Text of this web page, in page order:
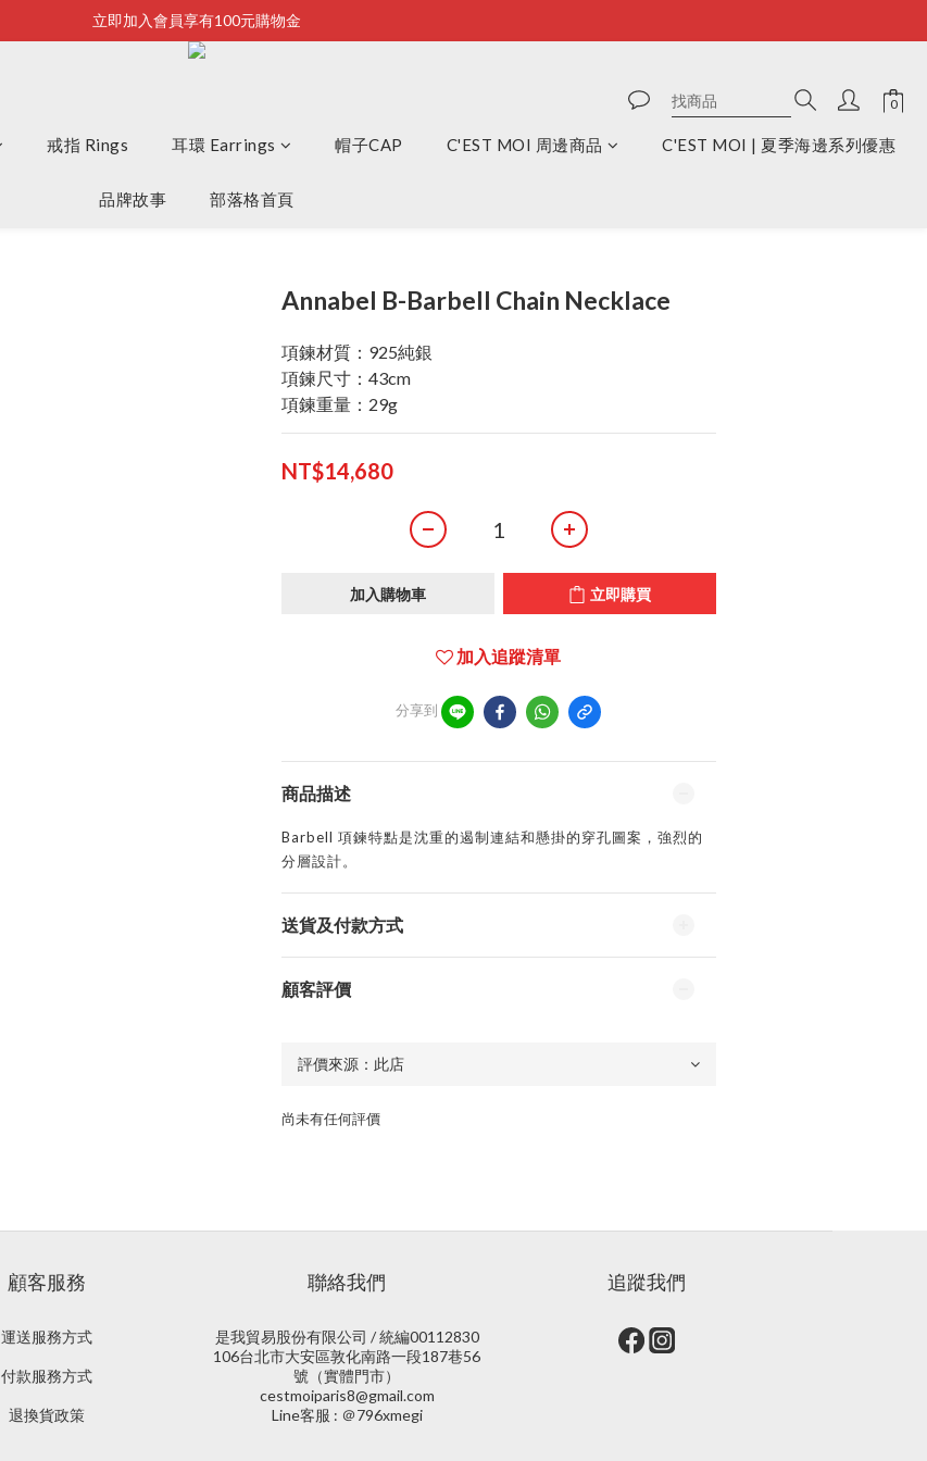
Bonjour~
立即加入會員享有100元購物金
全店滿2500即享免運
戒指 Rings 耳環 Earrings 帽子CAP C'EST MOI 周邊商品 C'EST MOI | 夏季海邊系列優惠
品牌故事 部落格首頁
Annabel B-Barbell Chain Necklace
項鍊材質：925純銀
項鍊尺寸：43cm
項鍊重量：29g
NT$14,680
加入購物車 立即購買
加入追蹤清單
分享到
商品描述
Barbell 項鍊特點是沈重的遏制連結和懸掛的穿孔圖案，強烈的
分層設計。
送貨及付款方式
顧客評價
尚未有任何評價
顧客服務
運送服務方式
付款服務方式
退換貨政策
聯絡我們
是我貿易股份有限公司 / 統編00112830
106台北市大安區敦化南路一段187巷56
號（實體門市）
cestmoiparis8@gmail.com
Line客服 : ＠796xmegi
追蹤我們